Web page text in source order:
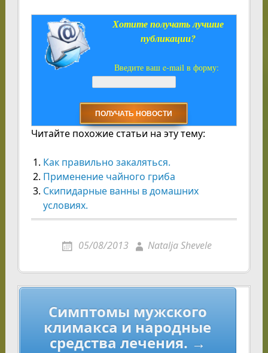
Хотите получать лучшие
публикации?
Введите ваш e-mail в форму:
Читайте похожие статьи на эту тему:
Как правильно закаляться.
Применение чайного гриба
Скипидарные ванны в домашних
условиях.
05/08/2013 Natalja Shevele
Навигация
записям
Симптомы мужского
климакса и народные
средства лечения. →